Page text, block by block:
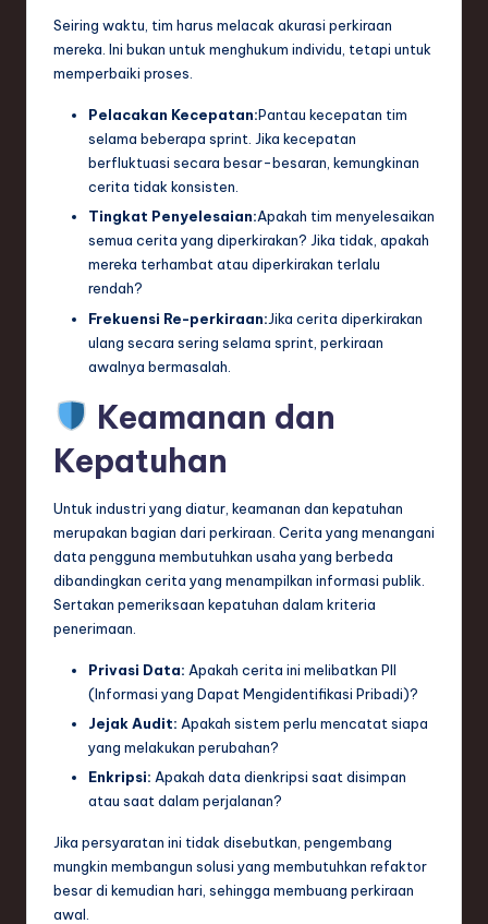
Seiring waktu, tim harus melacak akurasi perkiraan
mereka. Ini bukan untuk menghukum individu, tetapi untuk
memperbaiki proses.
Pelacakan Kecepatan:Pantau kecepatan tim
selama beberapa sprint. Jika kecepatan
berfluktuasi secara besar-besaran, kemungkinan
cerita tidak konsisten.
Tingkat Penyelesaian:Apakah tim menyelesaikan
semua cerita yang diperkirakan? Jika tidak, apakah
mereka terhambat atau diperkirakan terlalu
rendah?
Frekuensi Re-perkiraan:Jika cerita diperkirakan
ulang secara sering selama sprint, perkiraan
awalnya bermasalah.
Keamanan dan
Kepatuhan
Untuk industri yang diatur, keamanan dan kepatuhan
merupakan bagian dari perkiraan. Cerita yang menangani
data pengguna membutuhkan usaha yang berbeda
dibandingkan cerita yang menampilkan informasi publik.
Sertakan pemeriksaan kepatuhan dalam kriteria
penerimaan.
Privasi Data: Apakah cerita ini melibatkan PII
(Informasi yang Dapat Mengidentifikasi Pribadi)?
Jejak Audit: Apakah sistem perlu mencatat siapa
yang melakukan perubahan?
Enkripsi: Apakah data dienkripsi saat disimpan
atau saat dalam perjalanan?
Jika persyaratan ini tidak disebutkan, pengembang
mungkin membangun solusi yang membutuhkan refaktor
besar di kemudian hari, sehingga membuang perkiraan
awal.